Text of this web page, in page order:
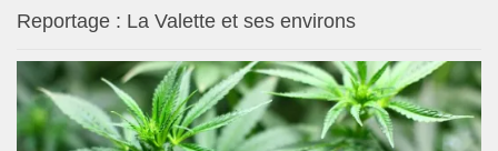
Reportage : La Valette et ses environs